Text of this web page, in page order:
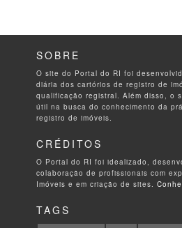
SOBRE
O site do Portal do RI foi
diária dos cartórios de registro de
qualificação registral. Além disso, o
útil na busca do conhecimento da
registro de imóveis.
CRÉDITOS
O Portal do RI foi idealizado,
colaboração de profissionais com
Imóveis e em criação de sites.
TAGS